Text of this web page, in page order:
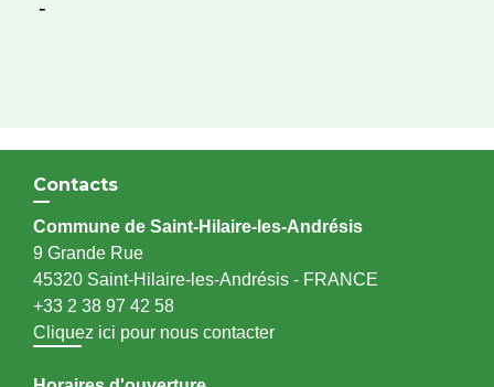
-
Contacts
Commune de Saint-Hilaire-les-Andrésis
9 Grande Rue
45320 Saint-Hilaire-les-Andrésis - FRANCE
+33 2 38 97 42 58
Cliquez ici pour nous contacter